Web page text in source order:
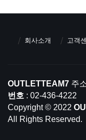
회사소개 고객
OUTLETTEAM7 주
번호 : 02-436-4222
Copyright © 2022
All Rights Reserved.